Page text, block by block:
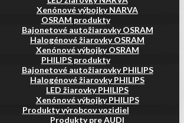
Xenónové výbojky NARVA
OSRAM produkty
Bajonetové autožiarovky OSRAM
Halogénové žiarovky OSRAM
Xenónové výbojky OSRAM
PHILIPS produkty
Bajonetové autožiarovky PHILIPS
Halogénové žiarovky PHILIPS
LED žiarovky PHILIPS
Xenónové výbojky PHILIPS
Produkty výrobcov vozidiel
Produkty pre AUDI